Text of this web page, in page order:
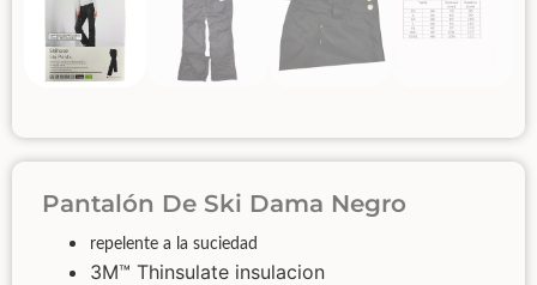
Pantalón De Ski Dama Negro
repelente a la suciedad
3M™ Thinsulate insulacion